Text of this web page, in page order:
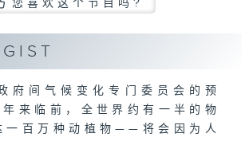
GIST
府间气候变化专门委员会的预
来临前，全世界约有一半的物
百万种动植物——将会因为人